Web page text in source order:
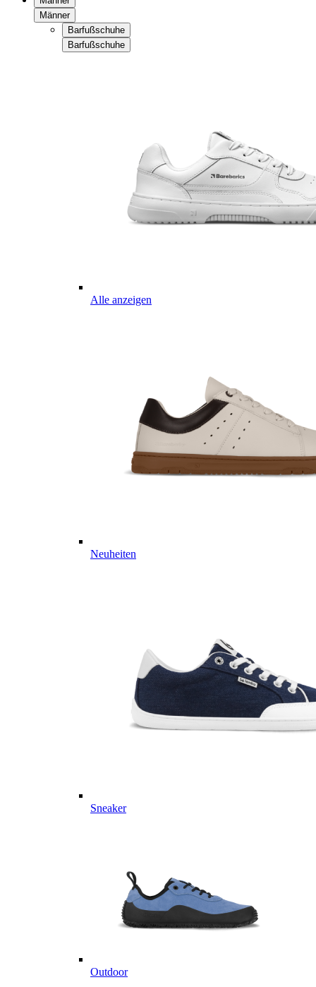
Männer
Barfußschuhe
Barfußschuhe
Alle anzeigen
Neuheiten
Sneaker
Outdoor